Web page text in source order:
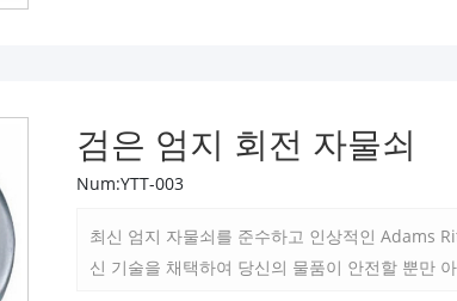
검은 엄지 회전 자물쇠
Num:YTT-003
최신 엄지 자물쇠를 준수하고 인상적인 Adams
신 기술을 채택하여 당신의 물품이 안전할 뿐만